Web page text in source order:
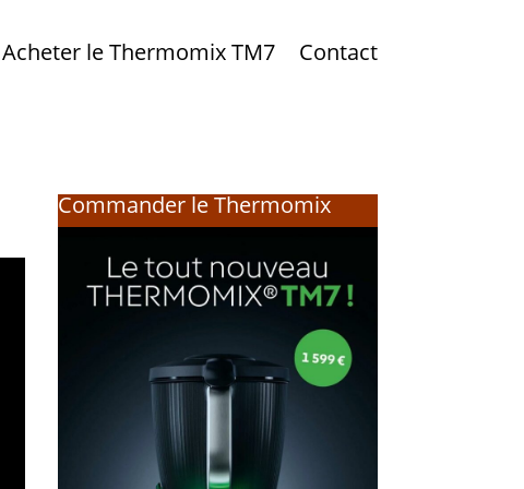
Acheter le Thermomix TM7 Contact
Commander le Thermomix